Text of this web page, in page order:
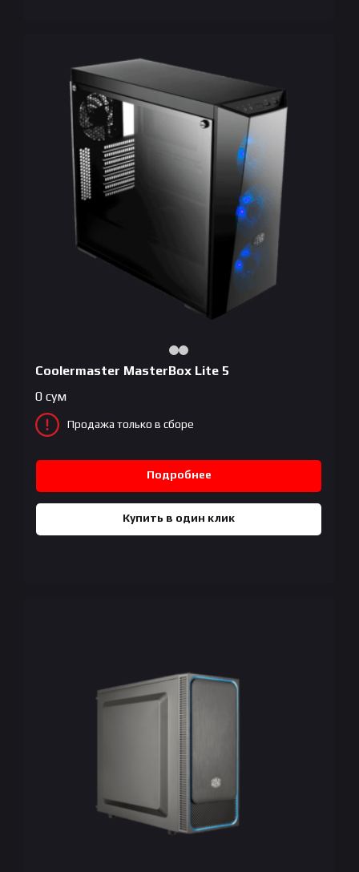
Coolermaster MasterBox Lite 5
0 сум
Продажа только в сборе
Подробнее
Купить в один клик